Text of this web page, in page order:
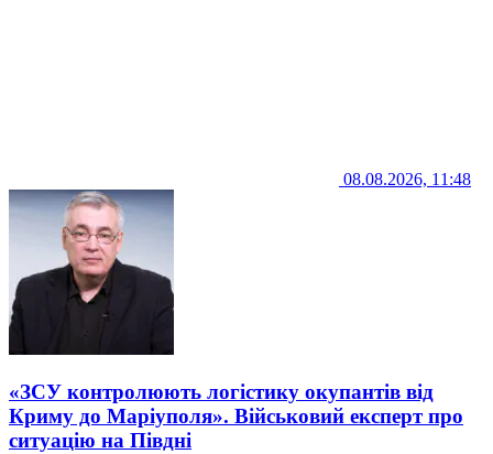
08.08.2026, 11:48
«ЗСУ контролюють логістику окупантів від
Криму до Маріуполя». Військовий експерт про
ситуацію на Півдні